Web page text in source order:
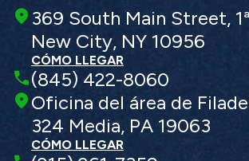
369 South Main Street,
New City, NY 10956
CÓMO LLEGAR
(845) 422-8060
Oficina del área de
324 Media, PA 19063
CÓMO LLEGAR